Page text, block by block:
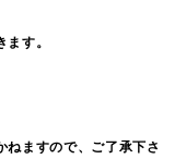
す。
ねますので、ご了承下さ